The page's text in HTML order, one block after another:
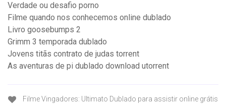
Verdade ou desafio porno
Filme quando nos conhecemos online dublado
Livro goosebumps 2
Grimm 3 temporada dublado
Jovens titãs contrato de judas torrent
As aventuras de pi dublado download utorrent
Filme Vingadores: Ultimato Dublado para assistir online grátis